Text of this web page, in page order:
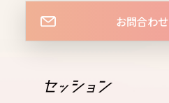
16
wed
thu
お問合わせ